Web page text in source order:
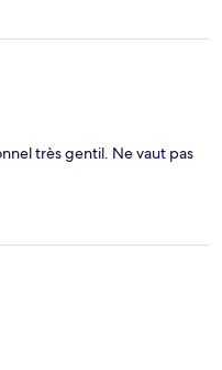
très gentil. Ne vaut pas